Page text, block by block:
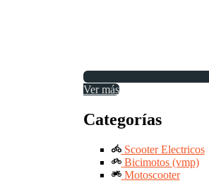
Ver más
Categorías
Scooter Electricos
Bicimotos (vmp)
Motoscooter